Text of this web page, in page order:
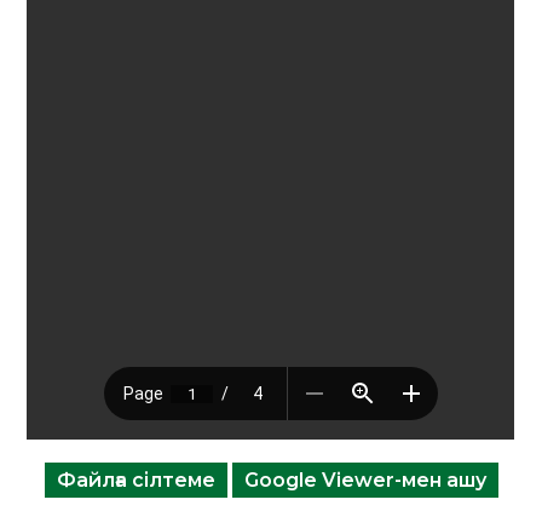
Файлға сілтеме Google Viewer-мен ашу